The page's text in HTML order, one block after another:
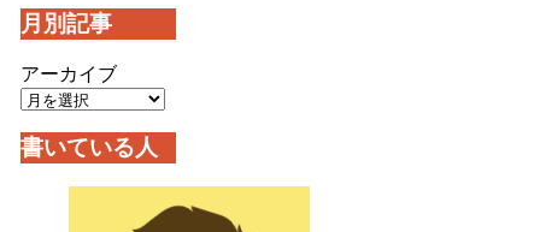
月別記事
アーカイブ
書いている人